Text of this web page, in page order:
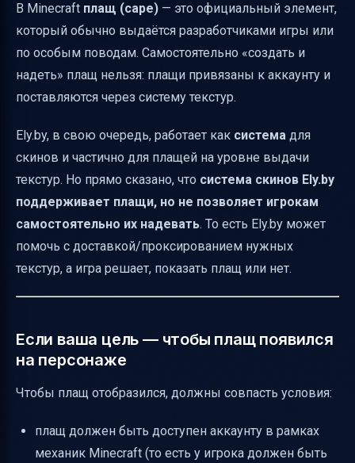
В Minecraft плащ (cape) — это официальный элемент,
который обычно выдаётся разработчиками игры или
по особым поводам. Самостоятельно «создать и
надеть» плащ нельзя: плащи привязаны к аккаунту и
поставляются через систему текстур.
Ely.by, в свою очередь, работает как система для
скинов и частично для плащей на уровне выдачи
текстур. Но прямо сказано, что система скинов Ely.by
поддерживает плащи, но не позволяет игрокам
самостоятельно их надевать. То есть Ely.by может
помочь с доставкой/проксированием нужных
текстур, а игра решает, показать плащ или нет.
Если ваша цель — чтобы плащ появился
на персонаже
Чтобы плащ отобразился, должны совпасть условия:
плащ должен быть доступен аккаунту в рамках
механик Minecraft (то есть у игрока должен быть